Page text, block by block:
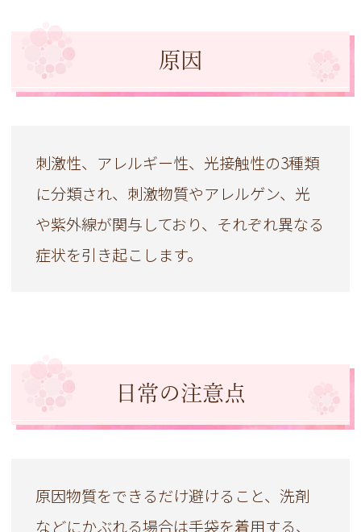
原因
刺激性、アレルギー性、光接触性の3種類
に分類され、刺激物質やアレルゲン、光
や紫外線が関与しており、それぞれ異なる
症状を引き起こします。
日常の注意点
原因物質をできるだけ避けること、洗剤
などにかぶれる場合は手袋を着用する、